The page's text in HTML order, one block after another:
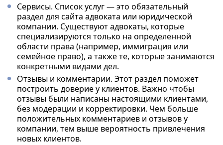
Сервисы. Список услуг — это обязательный
раздел для сайта адвоката или юридической
компании. Существуют адвокаты, которые
специализируются только на определенной
области права (например, иммиграция или
семейное право), а также те, которые занимаются
конкретными видами дел.
Отзывы и комментарии. Этот раздел поможет
построить доверие у клиентов. Важно чтобы
отзывы были написаны настоящими клиентами,
без модерации и корректировки. Чем больше
положительных комментариев и отзывов у
компании, тем выше вероятность привлечения
новых клиентов.